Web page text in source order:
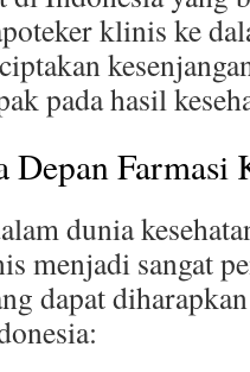
klinis ke
pada hasil
Depan
dunia
menjadi sangat
dapat